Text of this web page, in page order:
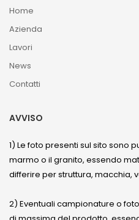
Home
Azienda
Lavori
News
Contatti
AVVISO
1) Le foto presenti sul sito sono
marmo o il granito, essendo
differire per struttura, macchia,
2) Eventuali campionature o